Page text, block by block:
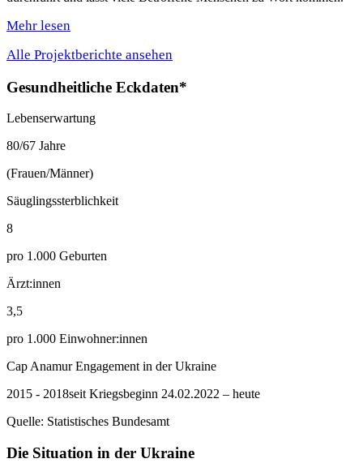
Mehr lesen
Alle Projektberichte ansehen
Gesundheitliche Eckdaten*
Lebenserwartung
80/67 Jahre
(Frauen/Männer)
Säuglingssterblichkeit
8
pro 1.000 Geburten
Ärzt:innen
3,5
pro 1.000 Einwohner:innen
Cap Anamur Engagement in der Ukraine
2015 - 2018seit Kriegsbeginn 24.02.2022 – heute
Quelle: Statistisches Bundesamt
Die Situation in der Ukraine